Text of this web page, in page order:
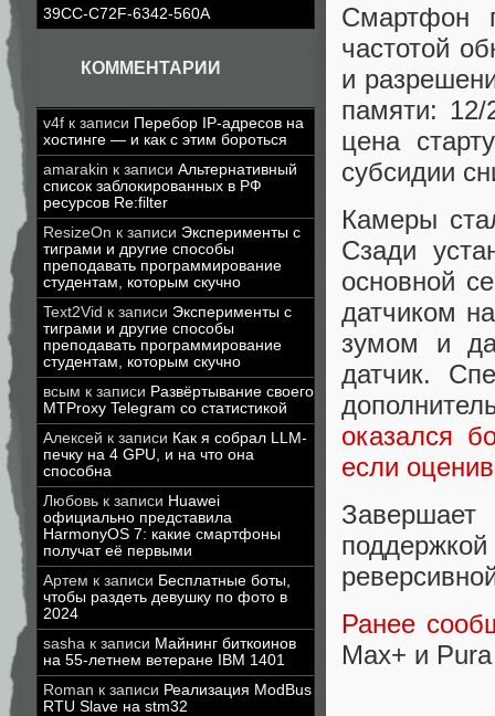
39CC-C72F-6342-560A
КОММЕНТАРИИ
v4f к записи Перебор IP-адресов на
хостинге — и как с этим бороться
amarakin к записи Альтернативный
список заблокированных в РФ
ресурсов Re:filter
ResizeOn к записи Эксперименты с
тиграми и другие способы
преподавать программирование
студентам, которым скучно
Text2Vid к записи Эксперименты с
тиграми и другие способы
преподавать программирование
студентам, которым скучно
всым к записи Развёртывание своего
MTProxy Telegram со статистикой
Алексей к записи Как я собрал LLM-
печку на 4 GPU, и на что она
способна
Любовь к записи Huawei
официально представила
HarmonyOS 7: какие смартфоны
получат её первыми
Артем к записи Бесплатные боты,
чтобы раздеть девушку по фото в
2024
sasha к записи Майнинг биткоинов
на 55-летнем ветеране IBM 1401
Roman к записи Реализация ModBus
RTU Slave на stm32
Смартфон
частотой
и
памяти:
цена
субсидии
Камеры
Сзади
основной
датчиком
зумом и
датчик.
оказался
если
Ранее
Max+ и